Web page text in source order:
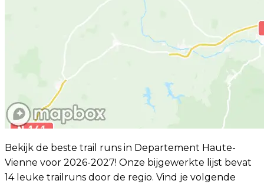
Bekijk de beste trail runs in Departement Haute-
Vienne voor 2026-2027! Onze bijgewerkte lijst bevat
14 leuke trailruns door de regio. Vind je volgende